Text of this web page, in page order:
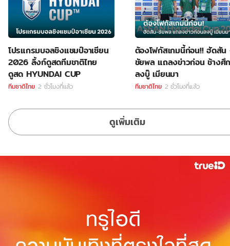
โปรแกรมบอลชิงแชมป์อาเซียน
2026 ลิ้งก์ดูสดทีมชาติไทย
ดูสด HYUNDAI CUP
ทีมชาติไทย 2 ชั่วโมงที่แล้ว
ต้องโฟกัสเกมนี้ก่อน!! ฮัดสั
ชัยพล แถลงข่าวก่อน ช้างศึ
ลงบู๊ เมียนมา
ทีมชาติไทย 2 ชั่วโมงที่แล้ว
ดูเพิ่มเติม